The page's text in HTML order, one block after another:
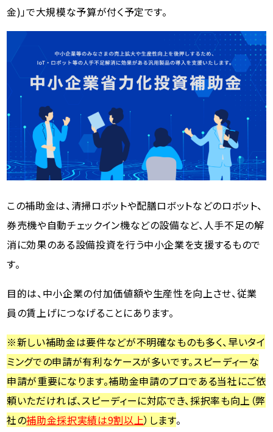
金)」で大規模な予算が付く予定です。
この補助金は、清掃ロボットや配膳ロボットなどのロボット、
券売機や自動チェックイン機などの設備など、人手不足の解
消に効果のある設備投資を行う中小企業を支援するもので
す。
目的は、中小企業の付加価値額や生産性を向上させ、従業
員の賃上げにつなげることにあります。
※新しい補助金は要件などが不明確なものも多く、早いタイ
ミングでの申請が有利なケースが多いです。スピーディーな
申請が重要になります。補助金申請のプロである当社にご依
頼いただければ、スピーディーに対応でき、採択率も向上（弊
社の補助金採択実績は9割以上）します。